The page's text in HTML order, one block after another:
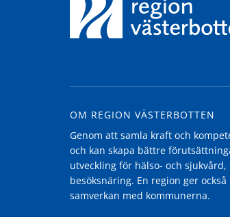
OM REGION VÄSTERBOTTEN
Genom att samla kraft och
och kan skapa bättre
utveckling för hälso- och
besöksnäring. En region ger
samverkan med kommunerna.